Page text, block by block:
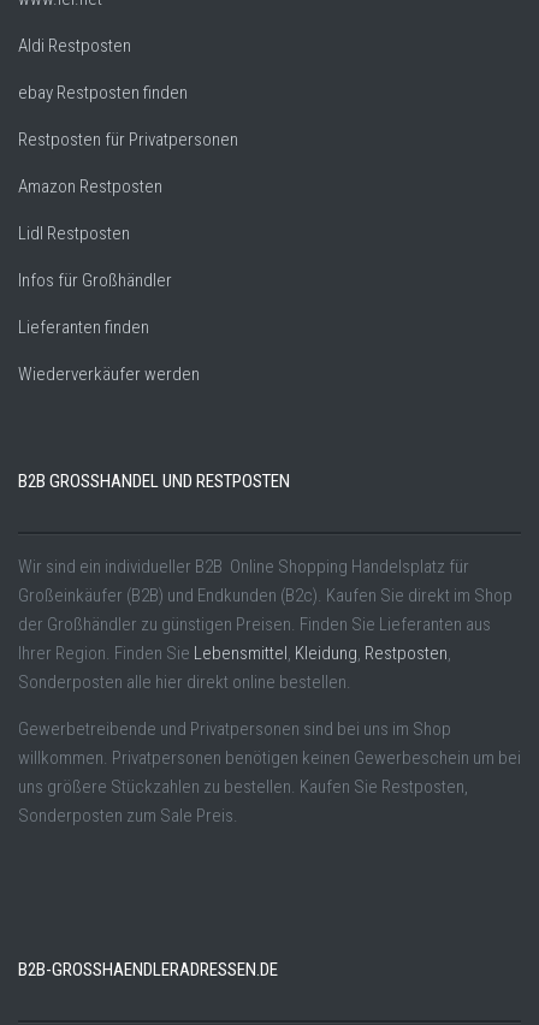
Aldi Restposten
ebay Restposten finden
Restposten für Privatpersonen
Amazon Restposten
Lidl Restposten
Infos für Großhändler
Lieferanten finden
Wiederverkäufer werden
B2B GROSSHANDEL UND RESTPOSTEN
Wir sind ein individueller B2B Online Shopping Handelsplatz für
Großeinkäufer (B2B) und Endkunden (B2c). Kaufen Sie direkt im Shop
der Großhändler zu günstigen Preisen. Finden Sie Lieferanten aus
Ihrer Region. Finden Sie Lebensmittel Kleidung Restposten
Sonderposten alle hier direkt online bestellen.
Gewerbetreibende und Privatpersonen sind bei uns im Shop
willkommen. Privatpersonen benötigen keinen Gewerbeschein um bei
uns größere Stückzahlen zu bestellen. Kaufen Sie Restposten,
Sonderposten zum Sale Preis.
B2B-GROSSHAENDLERADRESSEN.DE